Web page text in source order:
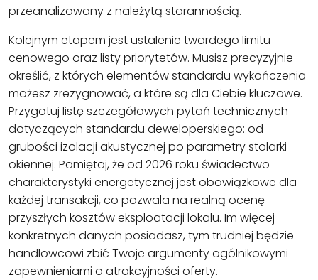
przeanalizowany z należytą starannością.
Kolejnym etapem jest ustalenie twardego limitu
cenowego oraz listy priorytetów. Musisz precyzyjnie
określić, z których elementów standardu wykończenia
możesz zrezygnować, a które są dla Ciebie kluczowe.
Przygotuj listę szczegółowych pytań technicznych
dotyczących standardu deweloperskiego: od
grubości izolacji akustycznej po parametry stolarki
okiennej. Pamiętaj, że od 2026 roku świadectwo
charakterystyki energetycznej jest obowiązkowe dla
każdej transakcji, co pozwala na realną ocenę
przyszłych kosztów eksploatacji lokalu. Im więcej
konkretnych danych posiadasz, tym trudniej będzie
handlowcowi zbić Twoje argumenty ogólnikowymi
zapewnieniami o atrakcyjności oferty.